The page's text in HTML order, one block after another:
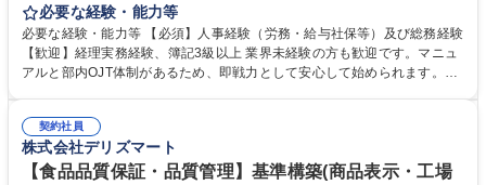
をお任せします。 労務と総務の業務をバランスよく担当し、ゆくゆくは制
度改定などのコア業務にも挑戦できる、やりがいある環境です。 ■勤怠管
理、給与計算、社会保険手続き、年末調整等の労務管理全般 ■入退社手続
き、社内規定の改定や人事制度改定などのコア業務 ■社内イベントの企画
でも質問・相談できる環境が整っているため、安心して成長できます。 募
集職種 【森ビルG】人事・総務◆賞与5ヶ月◆年休120日◆残業少なめ◆
リモート可
必要な経験・能力等
必要な経験・能力等 【必須】人事経験（労務・給与社保等）及び総務経験
【歓迎】経理実務経験、簿記3級以上 業界未経験の方も歓迎です。マニュ
アルと部内OJT体制があるため、即戦力として安心して始められます。
務に挑戦できるため、自身の成長と組織への貢献度をダイレクトに実感で
きます。 残業少なめ、週1日リモート可など、ワークライフバランスを保
ち長期活躍できる環境です。 「これまでの幅広い経験を活かし、長期的な
契約社員
株式会社デリズマート
【食品品質保証・品質管理】基準構築(商品表示・工場